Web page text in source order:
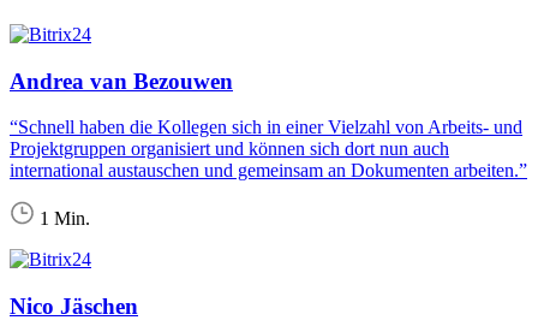
Andrea van Bezouwen
“Schnell haben die Kollegen sich in einer Vielzahl von Arbeits- und
Projektgruppen organisiert und können sich dort nun auch
international austauschen und gemeinsam an Dokumenten arbeiten.”
1 Min.
Nico Jäschen